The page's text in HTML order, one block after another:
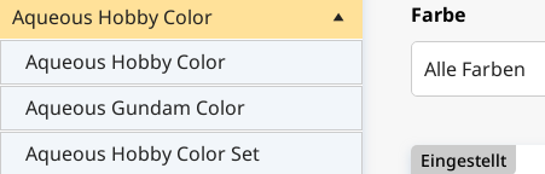
Aqueous Hobby Color
Aqueous Hobby Color
Aqueous Gundam Color
Aqueous Hobby Color Set
Farbe
Eingestellt